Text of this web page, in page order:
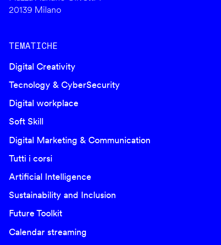
20139 Milano
TEMATICHE
Digital Creativity
Tecnology & CyberSecurity
Digital workplace
Soft Skill
Digital Marketing & Communication
Tutti i corsi
Artificial Intelligence
Sustainability and Inclusion
Future Toolkit
Calendar streaming